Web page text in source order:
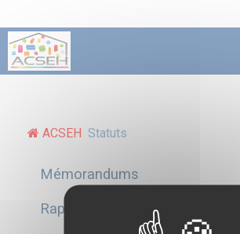
ACSEH Statuts
Mémorandums
Rapports d’activités